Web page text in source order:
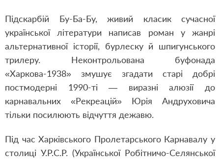
Підскарбій Бу-Ба-Бу, живий класик сучасної
української літератури написав роман у жанрі
альтернативної історії, бурлеску й шпигунського
трилеру. Неконтрольована буфонада
«Харкова-1938» змушує згадати старі добрі
постмодерні 1990-ті — виразні алюзії до
карнавальних «Рекреацій» Юрія Андруховича
тільки посилюють відчуття дежавю.
Під час Харківського Пролетарського Карнавалу у
столиці У.Р.С.Р. (Української Робітничо-Селянської